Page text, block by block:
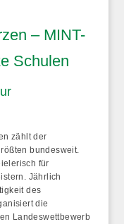
– MINT-
Schulen
zählt der
bundesweit.
für
Jährlich
des
die
Landeswettbewerb